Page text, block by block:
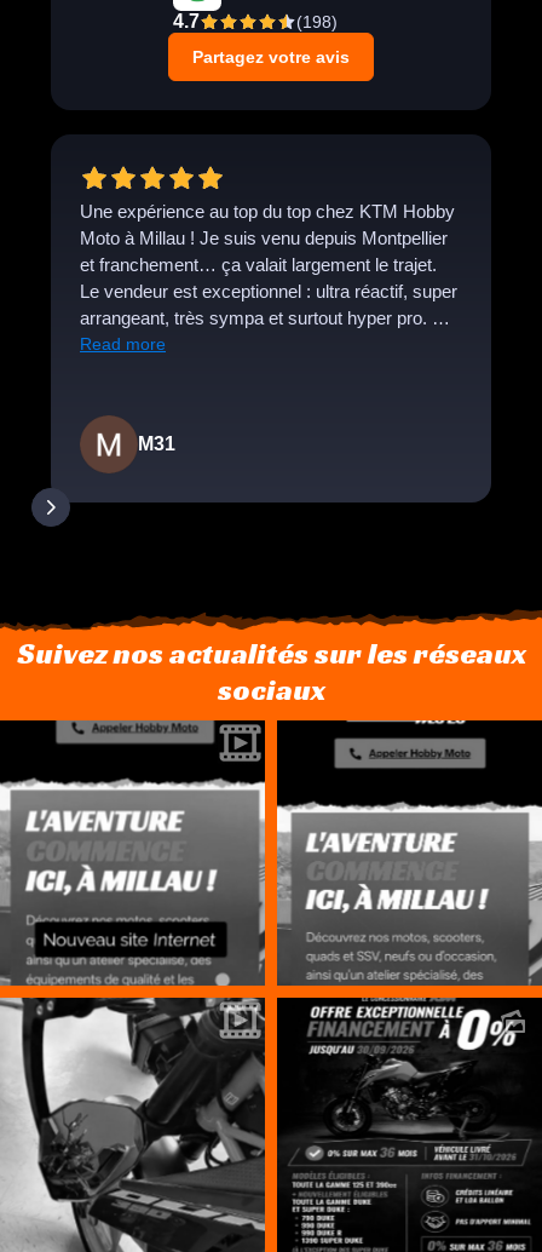
4.7 (198)
Partagez votre avis
Une expérience au top du top chez KTM Hobby
Moto à Millau ! Je suis venu depuis Montpellier
et franchement… ça valait largement le trajet.
Le vendeur est exceptionnel : ultra réactif, super
arrangeant, très sympa et surtout hyper pro. La
moto a été préparée rapidement, tout a été clair
confiance du début à la fin. C’est exactement ce
qu’on attend d’un concessionnaire moto : de la
passion, de l’honnêteté et un vrai sens du
service client. Je recommande à 2000 %, sans
Read more
M31
Suivez nos actualités sur les réseaux
sociaux